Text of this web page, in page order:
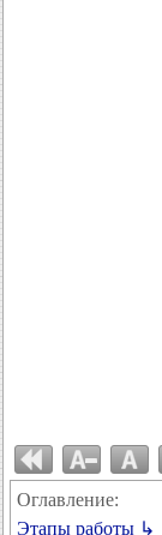
Оглавление:
Этапы работы ↳